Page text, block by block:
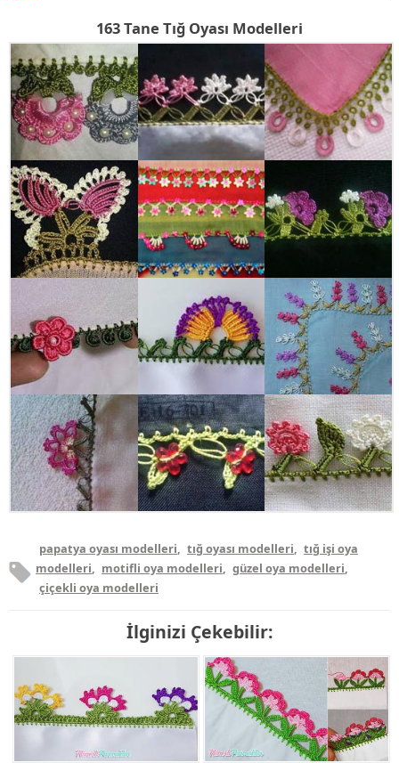
163 Tane Tığ Oyası Modelleri
papatya oyası modelleri, tığ oyası modelleri, tığ işi oya
modelleri, motifli oya modelleri, güzel oya modelleri,
çiçekli oya modelleri
İlginizi Çekebilir: